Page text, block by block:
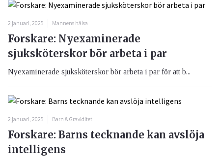
2 januari, 2025 Mannens hälsa
Forskare: Nyexaminerade
sjuksköterskor bör arbeta i par
Nyexaminerade sjuksköterskor bör arbeta i par för att b...
2 januari, 2025 Barn & Graviditet
Forskare: Barns tecknande kan avslöja
intelligens